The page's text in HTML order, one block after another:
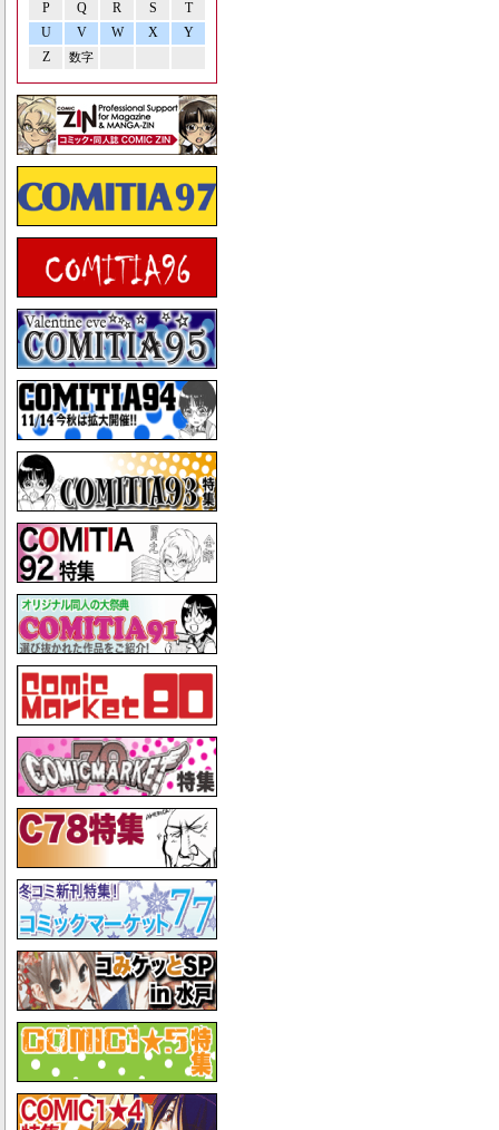
P Q R S
T
U
V W X
Y
Z
数字